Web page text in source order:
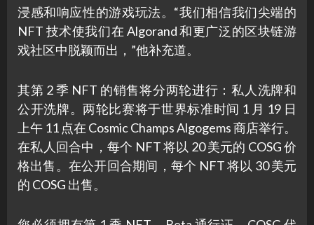
浸感和响应性的游戏玩法。“我们相信我们尖端的
NFT 技术使我们在 Algorand 和更广泛的区块链游
戏社区中脱颖而出，”他补充道。
其第 2 季 NFT 的销售将分两轮进行：私人洗牌和
公开洗牌。两轮比赛将于世界标准时间 1 月 19 日
上午 11 点在 Cosmic Champs Algogems 商店举行。
在私人回合中，每个 NFT 将以 20 美元的 COSG 价
格出售。在公开回合期间，每个 NFT 将以 30 美元
的 COSG 出售。